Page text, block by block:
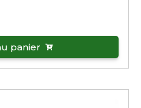
panier